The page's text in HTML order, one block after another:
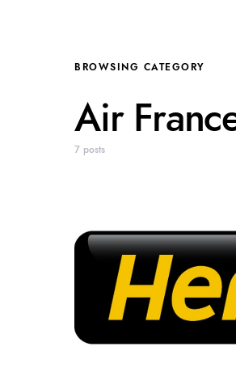
BROWSING CATEGORY
Air
7 posts